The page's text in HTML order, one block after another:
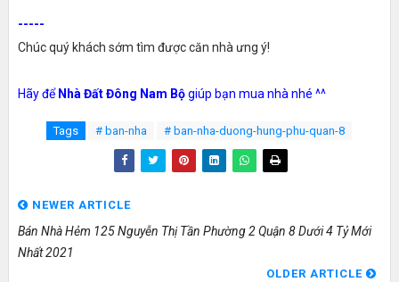
-----
Chúc quý khách sớm tìm được căn nhà ưng ý!
Hãy để Nhà Đất Đông Nam Bộgiúp bạn mua nhà nhé ^^
Tags # ban-nha # ban-nha-duong-hung-phu-quan-8
NEWER ARTICLE
Bán Nhà Hẻm 125 Nguyễn Thị Tần Phường 2 Quận 8 Dưới 4 Tỷ Mới
Nhất 2021
OLDER ARTICLE